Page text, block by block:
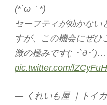
(*´ω｀*)
セーフティが効かない
すが、この機会にぜひ
激の極みです(; ･`д･´)…
pic.twitter.com/
— くれいも屋 ｜トイ